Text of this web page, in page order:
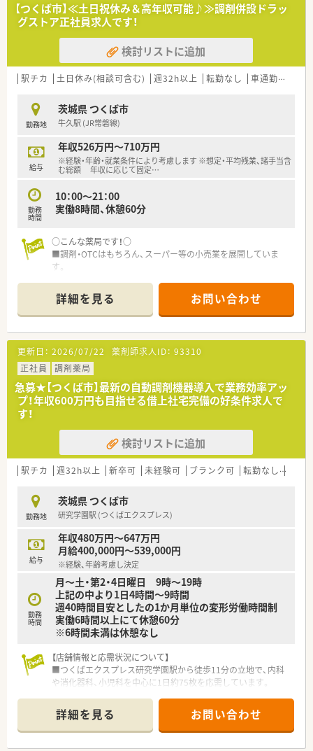
【募集背景と求める人物像について】
■欠員補充に伴い正社員として安定した環境で力を発揮してく
れる仲間を新しく募集いたします。
■総合病院前で多科目の知識を広げたい方や、残業が少なく無理
なく働きたい方に最適です。
■調剤業務未経験の方の相談も受け付けており、意欲を持って業
【勤務実態について】
■全社平均の残業時間は月8時間程度と非常に少なく、無理のな
い勤務体制を整えています。
■1人あたりの処方箋処理枚数は20枚程度と余裕を持たせた人
員配置を行っております。
■本人が合意しない限りは無理な異動が生じることはないため、
住み慣れた地域で働けます。
【想定される業務内容】
づいた調剤業務を担当します。
■最新の機器が揃う広々とした調剤室で、正確かつスピーディー
な監査業務を実施します。
薬歴管理業務を行います。
【つくば市】≪土日祝休み＆高年収可能♪≫調剤併設ドラッ
グストア正社員求人です！
検討リストに追加
駅チカ 土日休み(相談可含む) 週32h以上 転勤なし 車通勤可
勤務地
茨城県 つくば市
牛久駅 (JR常磐線)
給与
年収526万円～710万円
※経験・年齢・就業条件により考慮します ※想定・平均残業、諸手当含
む総額 年収に応じて固定…
勤務
時間
10：00～21：00
実働8時間、休憩60分
○こんな薬局です！○
■調剤・OTCはもちろん、スーパー等の小売業を展開していま
す。
でご相談可能です。
■千葉県外から転居されてくる方には家賃補助があります。
■在宅にも力を入れています。
質の高い薬剤師を育成する為の教育研修制度を確立しており、ス
テップアップの為の様々な研修講座を開設しています。
幅広いキャリアアップのステージが用意されている為、将来的に
は現場を離れてエリアマネージャーになりたいなどの希望があ
る方にもおすすめ。
詳細を見る お問い合わせ
更新日： 2026/07/22 薬剤師求人ID： 93310
正社員
調剤薬局
急募★【つくば市】最新の自動調剤機器導入で業務効率アッ
プ！年収600万円も目指せる借上社宅完備の好条件求人で
す！
検討リストに追加
駅チカ 週32h以上 新卒可 未経験可 ブランク可 転勤なし
勤務地
茨城県 つくば市
研究学園駅 (つくばエクスプレス)
給与
年収480万円～647万円
月給400,000円～539,000円
※経験、年齢考慮し決定
勤務
時間
月～土・第2・4日曜日 9時～19時
上記の中より1日4時間～9時間
週40時間目安としたの1か月単位の変形労働時間制
実働6時間以上にて休憩60分
※6時間未満は休憩なし
【店舗情報と応需状況について】
■つくばエクスプレス研究学園駅から徒歩11分の立地で、内科
や消化器科、小児科を中心に1日約75枚を応需しています。
3名と非常勤6名の体制で手厚いフォローが可能な環境です。
■地域の開発に伴い処方箋枚数も安定しており、電子お薬手帳ア
プリやパナソニック製の電子薬歴などのIT化も進んでいます。
詳細を見る お問い合わせ